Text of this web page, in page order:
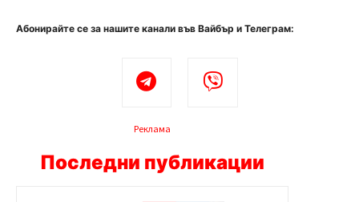
Абонирайте се за нашите канали във Вайбър и Телеграм:
Реклама
Последни публикации